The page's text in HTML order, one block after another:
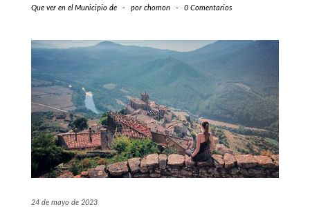
Que ver en el Municipio de - por chomon - 0 Comentarios
24 de mayo de 2023